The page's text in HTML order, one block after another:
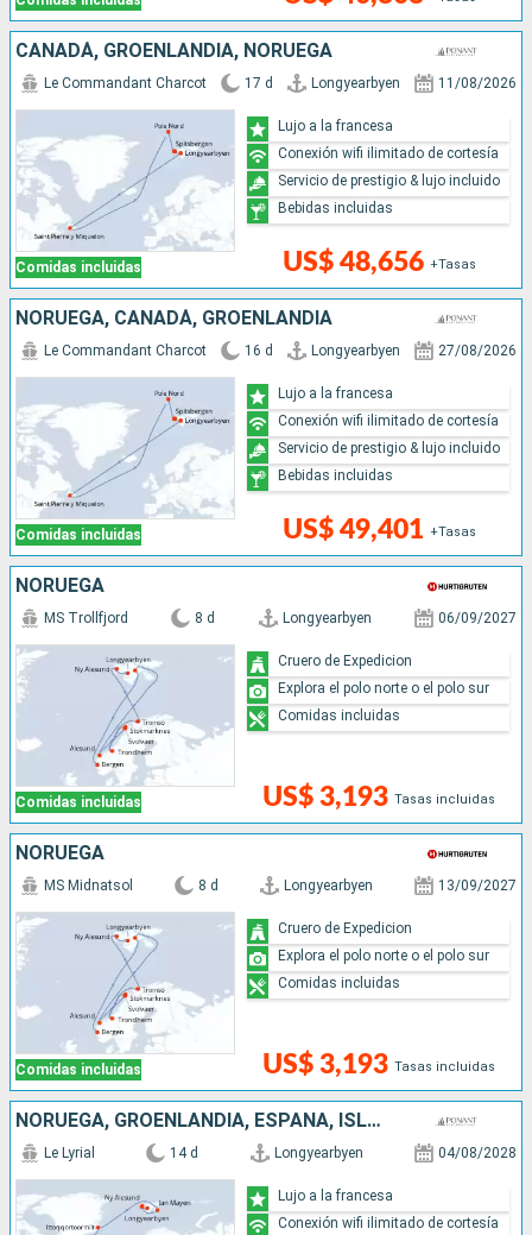
CANADÁ, GROENLANDIA, NORUEGA
Comidas incluidas
Le Commandant Charcot 17 d Longyearbyen 11/08/2026
US$ 48,656 +Tasas
Lujo a la francesa
Conexión wifi ilimitado de cortesía
Servicio de prestigio & lujo incluido
Bebidas incluidas
NORUEGA, CANADÁ, GROENLANDIA
Comidas incluidas
Le Commandant Charcot 16 d Longyearbyen 27/08/2026
US$ 49,401 +Tasas
Lujo a la francesa
Conexión wifi ilimitado de cortesía
Servicio de prestigio & lujo incluido
Bebidas incluidas
NORUEGA
Comidas incluidas
MS Trollfjord 8 d Longyearbyen 06/09/2027
US$ 3,193 Tasas incluidas
Cruero de Expedicion
Explora el polo norte o el polo sur
Comidas incluidas
NORUEGA
Comidas incluidas
MS Midnatsol 8 d Longyearbyen 13/09/2027
US$ 3,193 Tasas incluidas
Cruero de Expedicion
Explora el polo norte o el polo sur
Comidas incluidas
NORUEGA, GROENLANDIA, ESPAÑA, ISLANDIA
Le Lyrial 14 d Longyearbyen 04/08/2028
Lujo a la francesa
Conexión wifi ilimitado de cortesía